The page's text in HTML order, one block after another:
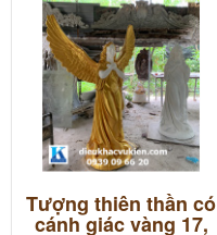
Tượng thiên thần có
cánh giác vàng 17,